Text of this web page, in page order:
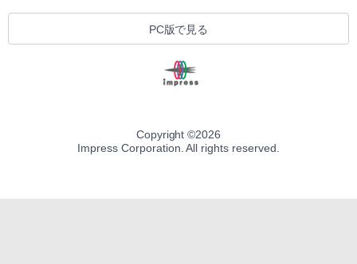
PC版で見る
Copyright ©2026
Impress Corporation. All rights reserved.